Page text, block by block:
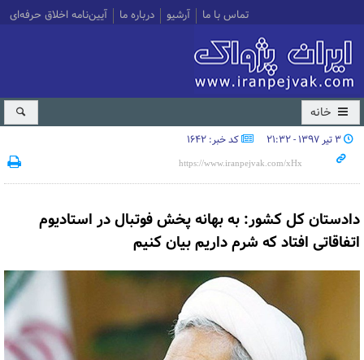
تماس با ما آرشیو درباره ما آیین‌نامه اخلاق حرفه‌ای
خانه
۳ تیر ۱۳۹۷ - ۲۱:۳۲ کد خبر: 1642
دادستان کل کشور: به بهانه پخش فوتبال در استادیوم
اتفاقاتی افتاد که شرم داریم بیان کنیم